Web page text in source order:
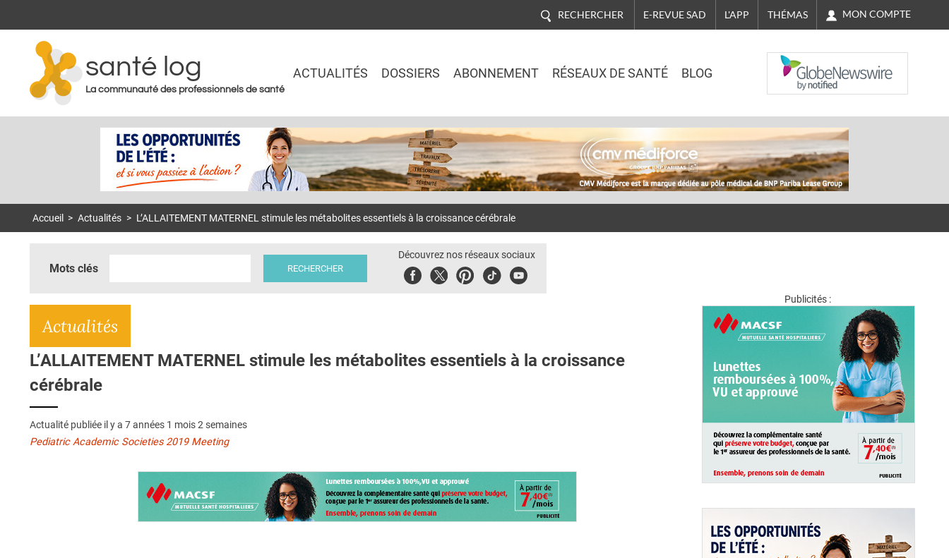
RECHERCHER E-REVUE SAD L'APP THÉMAS MON COMPTE
santé log
La communauté des professionnels de santé
ACTUALITÉS DOSSIERS ABONNEMENT RÉSEAUX DE SANTÉ BLOG
NASDAQ
Accueil > Actualités > L’ALLAITEMENT MATERNEL stimule les métabolites essentiels à la croissance cérébrale
Mots clés
Découvrez nos réseaux sociaux
FacebookTwitterPinterest
TiktokYoubute
Actualités
L’ALLAITEMENT MATERNEL stimule les métabolites essentiels à la croissance
cérébrale
Actualité publiée il y a 7 années 1 mois 2 semaines
Pediatric Academic Societies 2019 Meeting
Publicités :